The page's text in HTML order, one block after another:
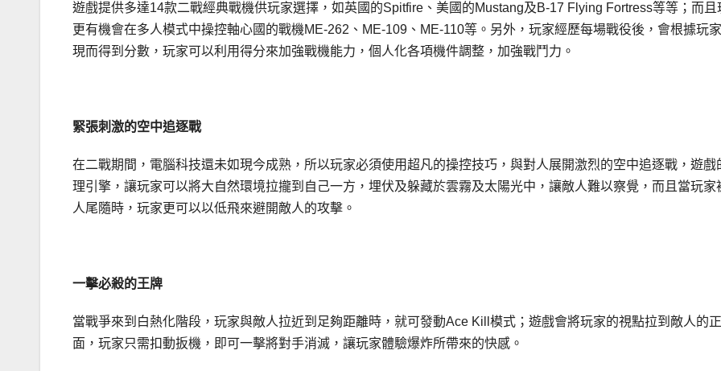
遊戲提供多達14款二戰經典戰機供玩家選擇，如英國的Spitfire、美國的Mustang及B-17 Flying Fortress等等；而且
更有機會在多人模式中操控軸心國的戰機ME-262、ME-109、ME-110等。另外，玩家經歷每場戰役後，會根據玩
現而得到分數，玩家可以利用得分來加強戰機能力，個人化各項機件調整，加強戰鬥力。
緊張刺激的空中追逐戰
在二戰期間，電腦科技還未如現今成熟，所以玩家必須使用超凡的操控技巧，與對人展開激烈的空中追逐戰，遊戲
理引擎，讓玩家可以將大自然環境拉攏到自己一方，埋伏及躲藏於雲霧及太陽光中，讓敵人難以察覺，而且當玩家
人尾隨時，玩家更可以以低飛來避開敵人的攻擊。
一擊必殺的王牌
當戰爭來到白熱化階段，玩家與敵人拉近到足夠距離時，就可發動Ace Kill模式；遊戲會將玩家的視點拉到敵人的
面，玩家只需扣動扳機，即可一擊將對手消滅，讓玩家體驗爆炸所帶來的快感。